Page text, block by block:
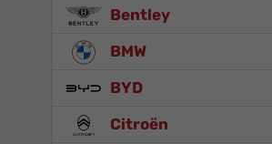
Bentley
BMW
BYD
Citroën